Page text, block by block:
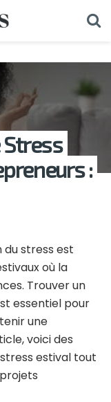
:
du stress est
où la
Trouver un
essentiel pour
une
voici des
estival tout